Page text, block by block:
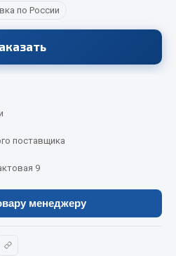
по России
поставщика
9
менеджеру